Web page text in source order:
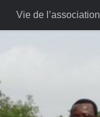
Vie de l’association